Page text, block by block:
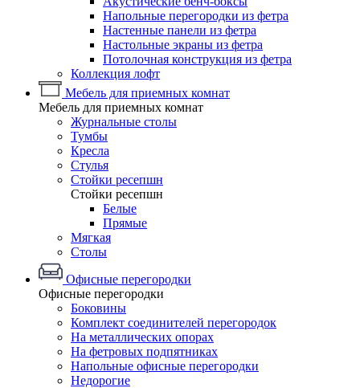
Напольные перегородки из фетра
Настенные панели из фетра
Настольные экраны из фетра
Потолочная конструкция из фетра
Коллекция лофт
Мебель для приемных комнат
Мебель для приемных комнат
Журнальные столы
Тумбы
Кресла
Стулья
Стойки ресепшн
Стойки ресепшн
Белые
Прямые
Мягкая
Столы
Офисные перегородки
Офисные перегородки
Боковины
Комплект соединителей перегородок
На металлических опорах
На фетровых подпятниках
Напольные офисные перегородки
Недорогие